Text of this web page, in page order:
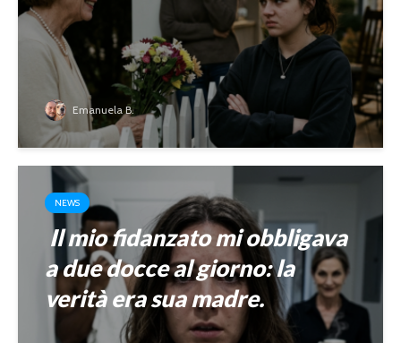
Emanuela B.
NEWS
Il mio fidanzato mi obbligava
a due docce al giorno: la
verità era sua madre.